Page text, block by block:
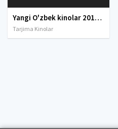
Yangi O'zbek kinolar 2010-2011-2012-2013-2014-2015-2016-2017-2018-2019-2020-2021-2022-2023-2024-2025 O'zbek tilida Uzbek tarjima Full HD
Tarjima Kinolar